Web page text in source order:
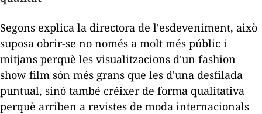
Segons explica la directora de l'esdeveniment, això
suposa obrir-se no només a molt més públic i
mitjans perquè les visualitzacions d'un fashion
show film són més grans que les d'una desfilada
puntual, sinó també créixer de forma qualitativa
perquè arriben a revistes de moda internacionals